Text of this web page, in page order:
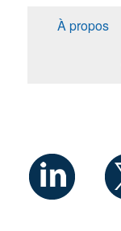
À propos